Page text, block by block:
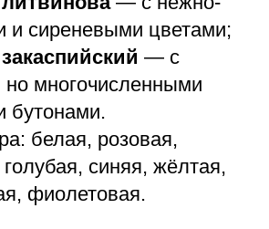
и сиреневыми цветами;
— с
многочисленными
бутонами.
белая, розовая,
синяя, жёлтая,
фиолетовая.